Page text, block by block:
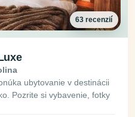
63 recenzií
ubytovanie v destinácii
Pozrite si vybavenie, fotky